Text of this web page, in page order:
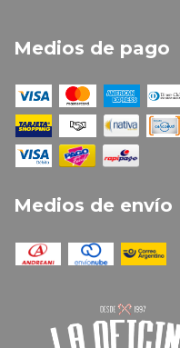
Medios de pago
Medios de envío